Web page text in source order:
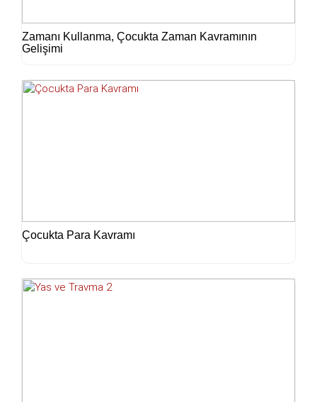
Zamanı Kullanma, Çocukta Zaman Kavramının
Gelişimi
Çocukta Para Kavramı